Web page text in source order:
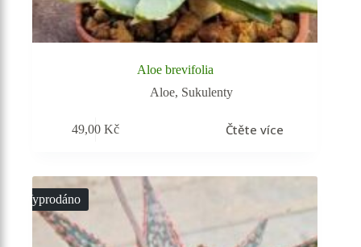
Aloe brevifolia
Aloe, Sukulenty
49,00Kč Čtěte více
Vyprodáno